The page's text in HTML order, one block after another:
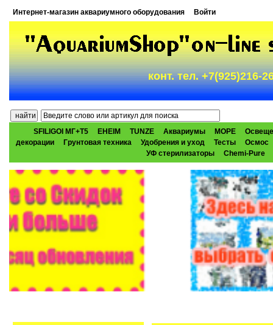
Интернет-магазин аквариумного оборудования Войти
конт. тел. +7(925)216-
SFILIGOI МГ+Т5 EHEIM TUNZE Аквариумы МОРЕ
декорации
Грунтовая техника Удобрения и уход Тесты
Осмос
УФ стерилизаторы
Chemi-Pure